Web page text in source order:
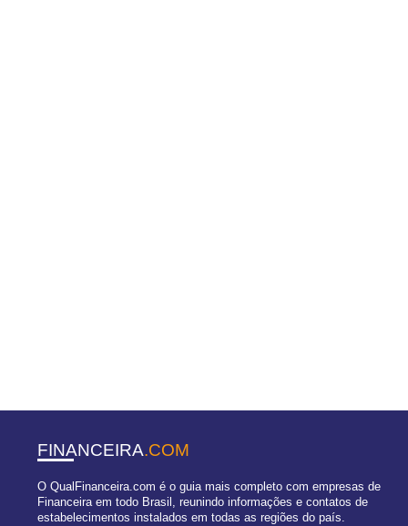
FINANCEIRA.COM
O QualFinanceira.com é o guia mais completo com empresas de
Financeira em todo Brasil, reunindo informações e contatos de
estabelecimentos instalados em todas as regiões do país.